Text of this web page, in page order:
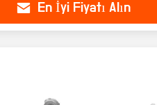
En İyi Fiyatı Alın